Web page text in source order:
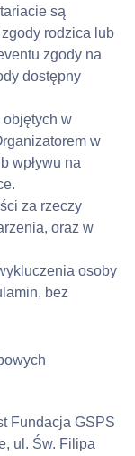
są
rodzica lub
zgody na
dostępny
objętych w
w
wpływu na
za rzeczy
oraz w
osoby
bez
Fundacja GSPS
ul. Św. Filipa